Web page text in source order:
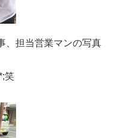
、担当営業マンの写真
笑